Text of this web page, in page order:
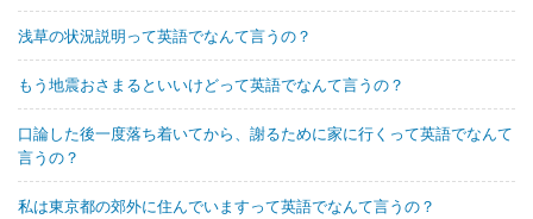
浅草の状況説明って英語でなんて言うの？
もう地震おさまるといいけどって英語でなんて言うの？
口論した後一度落ち着いてから、謝るために家に行くって英語でなんて
言うの？
私は東京都の郊外に住んでいますって英語でなんて言うの？